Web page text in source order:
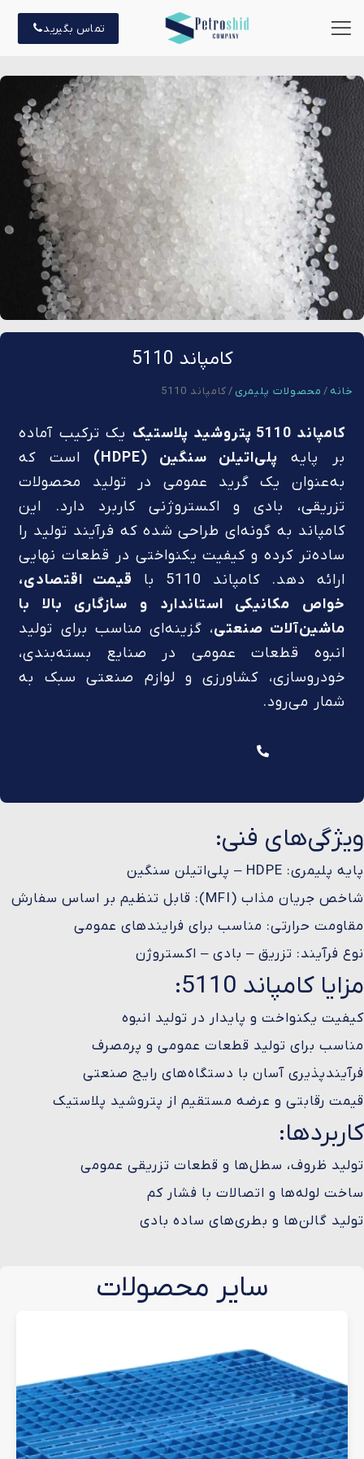
تماس بگیرید
کامپاند 5110
خانه / محصولات پلیمری / کامپاند 5110
کامپاند 5110 پتروشید پلاستیک
یک ترکیب آماده
بر پایه پلی‌اتیلن سنگین (HDPE)
است که
به‌عنوان یک گرید عمومی در تولید محصولات
تزریقی، بادی و اکستروژنی کاربرد دارد. این
کامپاند به گونه‌ای طراحی شده که فرآیند تولید را
ساده‌تر کرده و کیفیت یکنواختی در قطعات نهایی
ارائه دهد. کامپاند 5110 با
قیمت اقتصادی،
خواص مکانیکی استاندارد و سازگاری بالا با
ماشین‌آلات صنعتی، گزینه‌ای مناسب برای تولید
انبوه قطعات عمومی در صنایع بسته‌بندی،
خودروسازی، کشاورزی و لوازم صنعتی سبک به
شمار می‌رود.
تماس با ما
ویژگی‌های فنی:
پایه پلیمری: HDPE – پلی‌اتیلن سنگین
شاخص جریان مذاب (MFI): قابل تنظیم بر اساس سفارش
مقاومت حرارتی: مناسب برای فرایندهای عمومی
نوع فرآیند: تزریق – بادی – اکستروژن
مزایا کامپاند 5110:
کیفیت یکنواخت و پایدار در تولید انبوه
مناسب برای تولید قطعات عمومی و پرمصرف
فرآیندپذیری آسان با دستگاه‌های رایج صنعتی
قیمت رقابتی و عرضه مستقیم از پتروشید پلاستیک
کاربردها:
تولید ظروف، سطل‌ها و قطعات تزریقی عمومی
ساخت لوله‌ها و اتصالات با فشار کم
تولید گالن‌ها و بطری‌های ساده بادی
سایر محصولات